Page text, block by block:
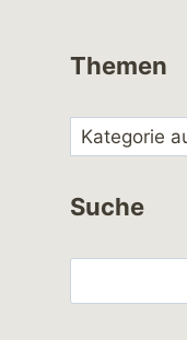
Themen
Suche